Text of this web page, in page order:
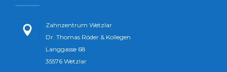
Zahnzentrum Wetzlar
Dr. Thomas Röder & Kollegen
Langgasse 68
35576 Wetzlar